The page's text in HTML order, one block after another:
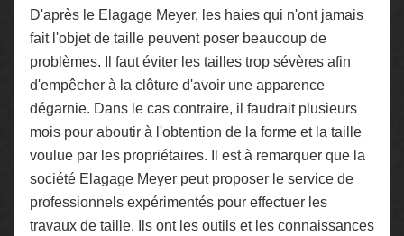
D'après le Elagage Meyer, les haies qui n'ont jamais
fait l'objet de taille peuvent poser beaucoup de
problèmes. Il faut éviter les tailles trop sévères afin
d'empêcher à la clôture d'avoir une apparence
dégarnie. Dans le cas contraire, il faudrait plusieurs
mois pour aboutir à l'obtention de la forme et la taille
voulue par les propriétaires. Il est à remarquer que la
société Elagage Meyer peut proposer le service de
professionnels expérimentés pour effectuer les
travaux de taille. Ils ont les outils et les connaissances